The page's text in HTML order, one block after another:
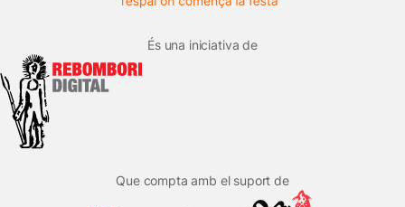
És una iniciativa de
Que compta amb el suport de